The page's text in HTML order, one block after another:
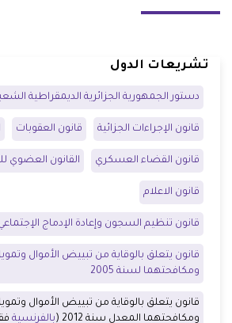
تشريعات الدول
دستور الجمهورية الجزائرية الديمقراطية
قانون الإجراءات الجزائية قانون العقوبات
قانون القضاء العسكري القانون العضوي
قانون الاعلام
قانون تنظيم السجون وإعادة الإدماج
قانون يتعلق بالوقاية من تبييض الأموال
ومكافحتهما لسنة 2005
قانون يتعلق بالوقاية من تبييض الأموال
ومكافحتهما المعدل سنة 2012 (
بالفرنسية